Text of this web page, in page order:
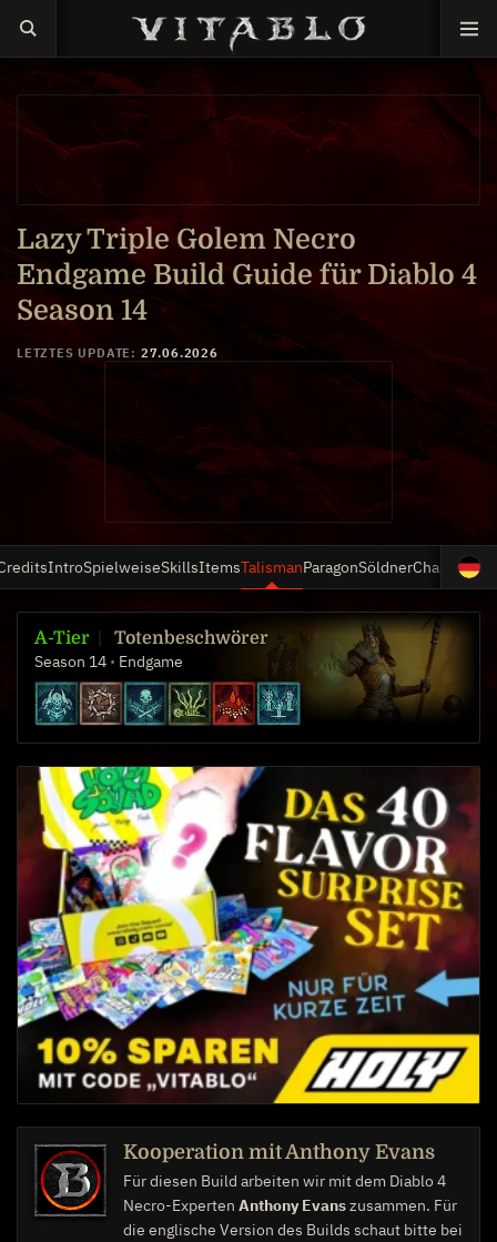
Lazy Triple Golem Necro
Endgame Build Guide für Diablo 4
Season 14
LETZTES UPDATE: 27.06.2026
IntroSpielweiseSkillsItemsTalismanParagonSöldnerChangelog
A-Tier
Totenbeschwörer
Season 14
Endgame
Kooperation mit Anthony Evans
Für diesen Build arbeiten wir mit dem Diablo 4
Necro-Experten Anthony Evanszusammen. Für
die englische Version des Builds schaut bitte bei